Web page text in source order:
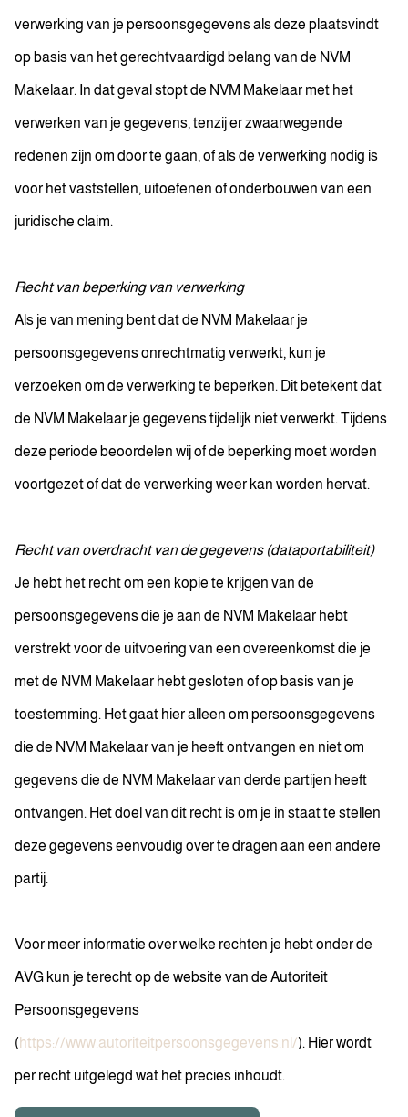
verwerking van je persoonsgegevens als deze plaatsvindt
op basis van het gerechtvaardigd belang van de NVM
Makelaar. In dat geval stopt de NVM Makelaar met het
verwerken van je gegevens, tenzij er zwaarwegende
redenen zijn om door te gaan, of als de verwerking nodig is
voor het vaststellen, uitoefenen of onderbouwen van een
juridische claim.
Recht van beperking van verwerking
Als je van mening bent dat de NVM Makelaar je
persoonsgegevens onrechtmatig verwerkt, kun je
verzoeken om de verwerking te beperken. Dit betekent dat
de NVM Makelaar je gegevens tijdelijk niet verwerkt. Tijdens
deze periode beoordelen wij of de beperking moet worden
voortgezet of dat de verwerking weer kan worden hervat.
Recht van overdracht van de gegevens (dataportabiliteit)
Je hebt het recht om een kopie te krijgen van de
persoonsgegevens die je aan de NVM Makelaar hebt
verstrekt voor de uitvoering van een overeenkomst die je
met de NVM Makelaar hebt gesloten of op basis van je
toestemming. Het gaat hier alleen om persoonsgegevens
die de NVM Makelaar van je heeft ontvangen en niet om
gegevens die de NVM Makelaar van derde partijen heeft
ontvangen. Het doel van dit recht is om je in staat te stellen
deze gegevens eenvoudig over te dragen aan een andere
partij.
Voor meer informatie over welke rechten je hebt onder de
AVG kun je terecht op de website van de Autoriteit
Persoonsgegevens
(https://www.autoriteitpersoonsgegevens.nl/). Hier wordt
per recht uitgelegd wat het precies inhoudt.